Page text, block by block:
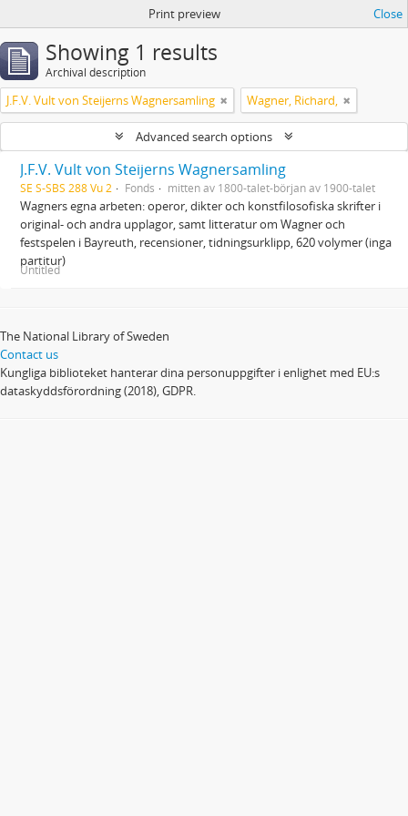
Print preview Close
Showing 1 results
Archival description
J.F.V. Vult von Steijerns Wagnersamling Wagner, Richard,
Advanced search options
J.F.V. Vult von Steijerns Wagnersamling
SE S-SBS 288 Vu 2 Fonds mitten av 1800-talet-början av 1900-talet
Wagners egna arbeten: operor, dikter och konstfilosofiska skrifter i
original- och andra upplagor, samt litteratur om Wagner och
festspelen i Bayreuth, recensioner, tidningsurklipp, 620 volymer (inga
partitur)
Untitled
The National Library of Sweden
Contact us
Kungliga biblioteket hanterar dina personuppgifter i enlighet med EU:s
dataskyddsförordning (2018), GDPR.